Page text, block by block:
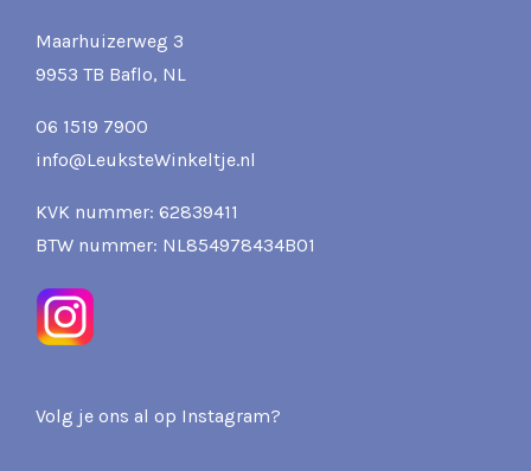
Maarhuizerweg 3
9953 TB Baflo, NL
06 1519 7900
info@LeuksteWinkeltje.nl
KVK nummer: 62839411
BTW nummer: NL854978434B01
Volg je ons al op Instagram?